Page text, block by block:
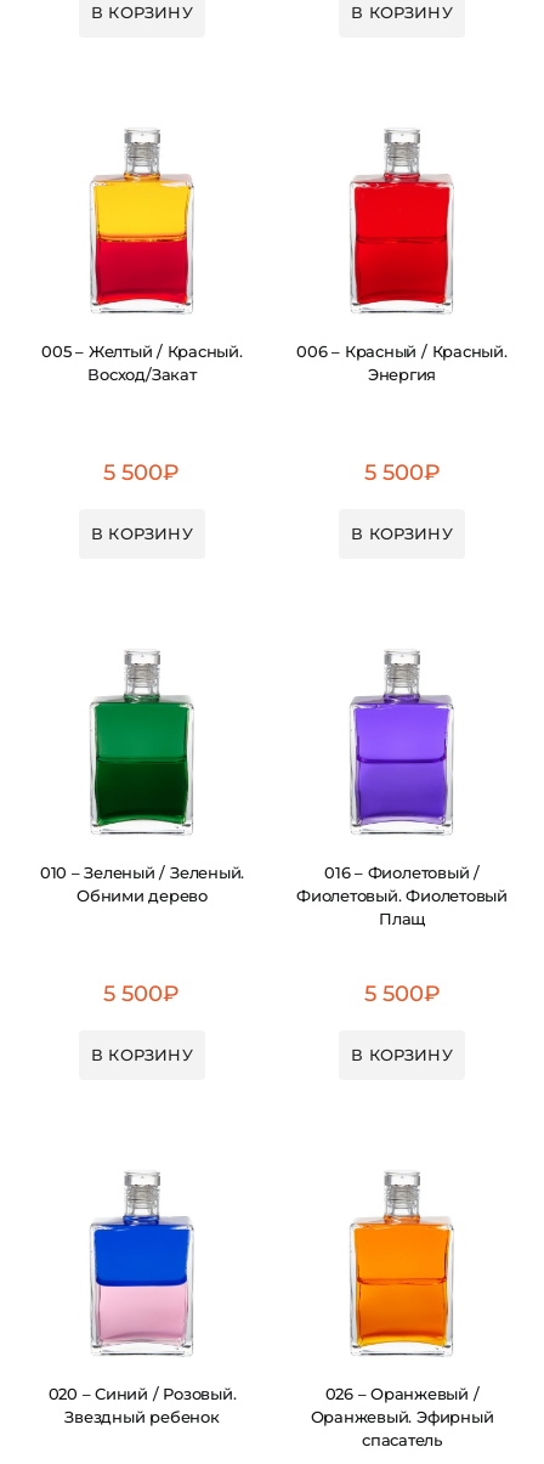
В КОРЗИНУ В КОРЗИНУ
005 – Желтый / Красный.
Восход/Закат
5 500₽
В КОРЗИНУ
006 – Красный / Красный.
Энергия
5 500₽
В КОРЗИНУ
010 – Зеленый / Зеленый.
Обними дерево
5 500₽
В КОРЗИНУ
016 – Фиолетовый /
Фиолетовый. Фиолетовый
Плащ
5 500₽
В КОРЗИНУ
020 – Синий / Розовый.
Звездный ребенок
026 – Оранжевый /
Оранжевый. Эфирный
спасатель